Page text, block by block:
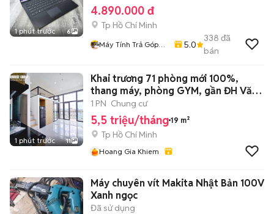
1 phút trước 6
4.890.000 đ
Tp Hồ Chí Minh
Máy Tính Trả Góp
5.0
338 đã
bán
1 phút trước 11
Khai trương 71 phòng mới 100%,
thang máy, phòng GYM, gần ĐH Văn
Lang.
1 PN Chung cư
5,5 triệu/tháng 19 m²
Tp Hồ Chí Minh
Hoang Gia Khiem
Máy chuyên vít Makita Nhật Bản 100V
Xanh ngọc
Đã sử dụng